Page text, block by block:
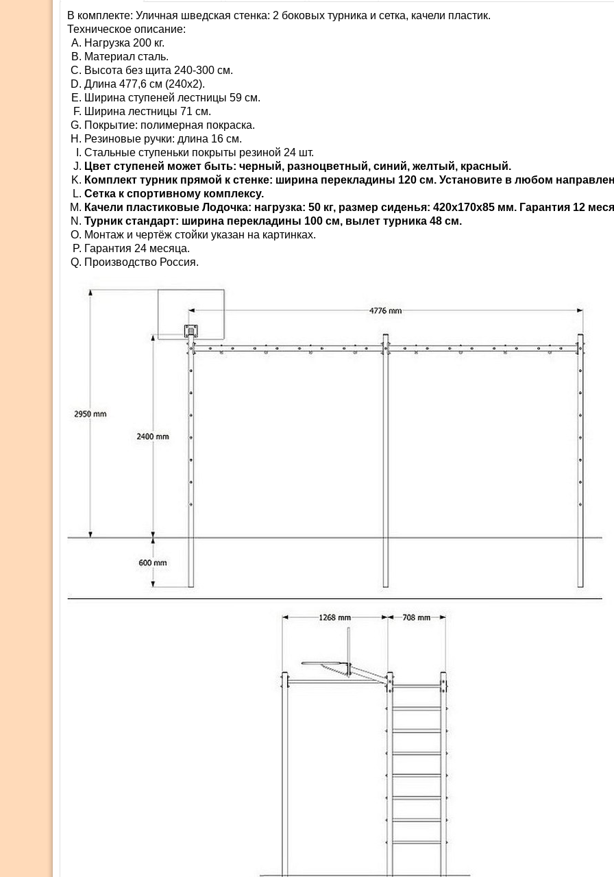
В комплекте: Уличная шведская стенка: 2 боковых турника и сетка, качели пластик.
Техническое описание:
Нагрузка 200 кг.
Материал сталь.
Высота без щита 240-300 см.
Длина 477,6 см (240х2).
Ширина ступеней лестницы 59 см.
Ширина лестницы 71 см.
Покрытие: полимерная покраска.
Резиновые ручки: длина 16 см.
Стальные ступеньки покрыты резиной 24 шт.
Цвет ступеней может быть: черный, разноцветный, синий, желтый, красный.
Комплект турник прямой к стенке: ширина перекладины 120 см. Установите в любом
Сетка к спортивному комплексу.
Качели пластиковые Лодочка: нагрузка: 50 кг, размер сиденья: 420х170х85 мм. Гарантия 12
Турник стандарт: ширина перекладины 100 см, вылет турника 48 см.
Монтаж и чертёж стойки указан на картинках.
Гарантия 24 месяца.
Производство Россия.